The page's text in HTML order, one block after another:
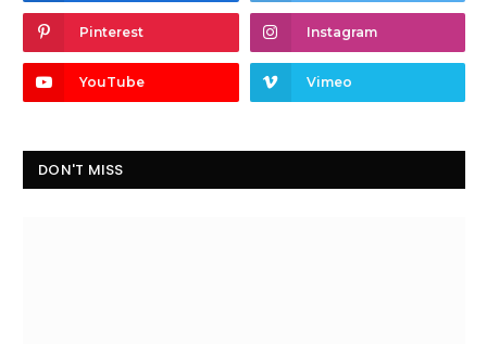
Pinterest Instagram
YouTube Vimeo
DON'T MISS